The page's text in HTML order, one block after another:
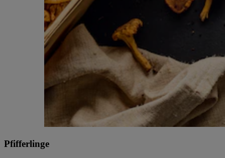
Pfifferlinge